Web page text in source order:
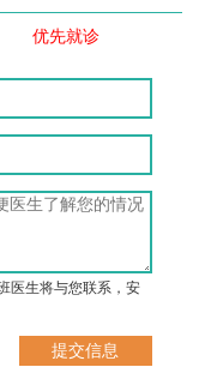
优先就诊
医生将与您联系，安